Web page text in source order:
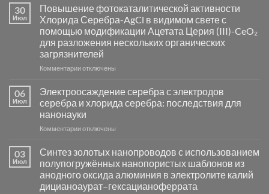
Пламенный
синтез
катализаторов
и
сенсоров
на
основе
группы
30
Июл
Повышение фотокаталитической активности
Хлорида Серебра-AgCl в видимом свете с
помощью модификации Ацетата Церия (III)-CeO₂
для разложения нескольких органических
загрязнителей
Комментариик
фотокаталитической
активности
Хлорида
Серебра-
в
видимом
свете
с
помощью
отключены
06
Июл
Электроосаждение серебра с электродов
серебра и хлорида серебра: последствия для
нанонауки
Комментариик
серебра
с
электродов
серебра
отключены
03
Июл
Синтез золотых нанопроводов с использованием
полупогружённых нанопористых шаблонов из
анодного оксида алюминия в электролите калий
дицианоаурат–гексацианоферрата